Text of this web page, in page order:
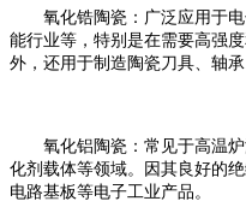
氧化锆陶瓷：广泛应用于电
能行业等，特别是在需要高强
外，还用于制造陶瓷刀具、轴承
氧化铝陶瓷：常见于高温炉
化剂载体等领域。因其良好的
电路基板等电子工业产品。